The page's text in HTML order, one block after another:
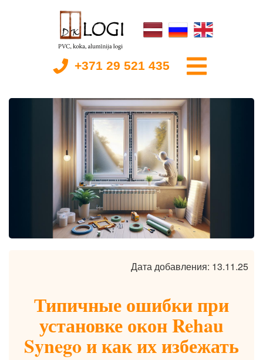
+371 29 521 435
Дата добавления: 13.11.25
Типичные ошибки при
установке окон Rehau
Synego и как их избежать